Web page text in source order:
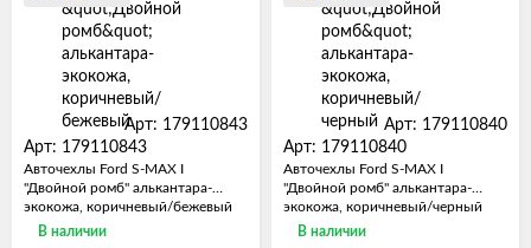
Арт: 179110843
Арт: 179110843
Авточехлы Ford S-MAX I
"Двойной ромб" алькантара-
экокожа, коричневый/бежевый
В наличии
Арт: 179110840
Арт: 179110840
Авточехлы Ford S-MAX I
"Двойной ромб" алькантара-
экокожа, коричневый/черный
В наличии